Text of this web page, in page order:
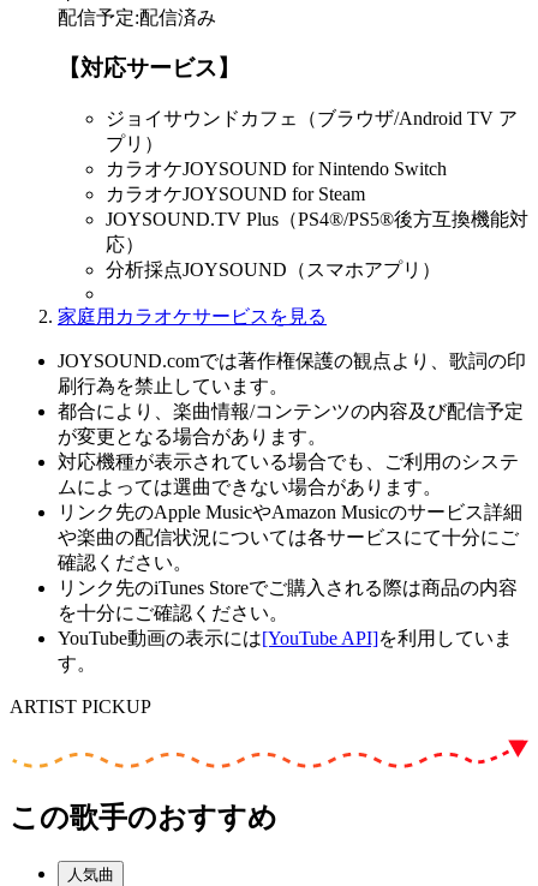
配信予定:配信済み
【対応サービス】
ジョイサウンドカフェ（ブラウザ/Android TV ア
プリ）
カラオケJOYSOUND for Nintendo Switch
カラオケJOYSOUND for Steam
JOYSOUND.TV Plus（PS4®/PS5®後方互換機能対
応）
分析採点JOYSOUND（スマホアプリ）
家庭用カラオケサービスを見る
JOYSOUND.comでは著作権保護の観点より、歌詞の印
刷行為を禁止しています。
都合により、楽曲情報/コンテンツの内容及び配信予定
が変更となる場合があります。
対応機種が表示されている場合でも、ご利用のシステ
ムによっては選曲できない場合があります。
リンク先のApple MusicやAmazon Musicのサービス詳細
や楽曲の配信状況については各サービスにて十分にご
確認ください。
リンク先のiTunes Storeでご購入される際は商品の内容
を十分にご確認ください。
YouTube動画の表示には[YouTube API]を利用していま
す。
ARTIST PICKUP
この歌手のおすすめ
人気曲